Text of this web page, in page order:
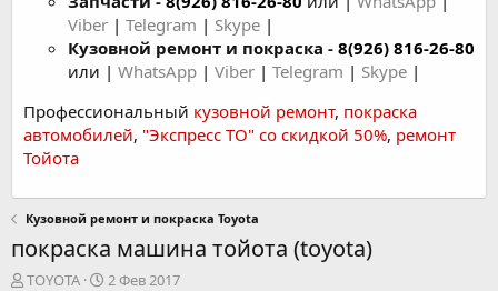
Viber | Telegram | Skype |
Кузовной ремонт и покраска - 8(926) 816-26-80
или | WhatsApp | Viber | Telegram | Skype |
Профессиональный кузовной ремонт, покраска
автомобилей, "Экспресс ТО" со скидкой 50%, ремонт
Тойота
Кузовной ремонт и покраска Toyota
покраска машина тойота (toyota)
А
TOYOTA
Д
2 Фев 2017